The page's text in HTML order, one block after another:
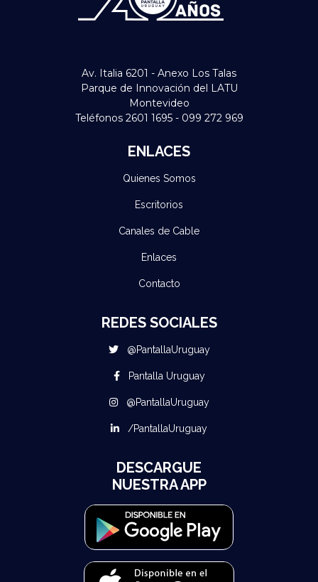
Av. Italia 6201 - Anexo Los Talas
Parque de Innovación del LATU
Montevideo
Teléfonos 2601 1695 - 099 272 969
ENLACES
Quienes Somos
Escritorios
Canales de Cable
Enlaces
Contacto
REDES SOCIALES
@PantallaUruguay
Pantalla Uruguay
@PantallaUruguay
/PantallaUruguay
DESCARGUE
NUESTRA APP